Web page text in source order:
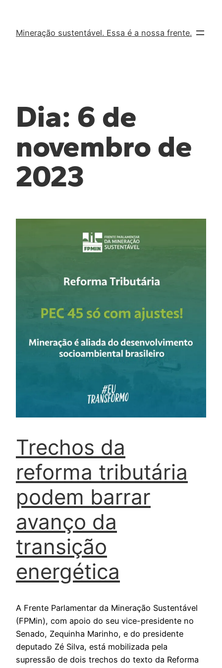
Mineração sustentável. Essa é a nossa frente.
Dia: 6 de
novembro de
2023
Trechos da
reforma tributária
podem barrar
avanço da
transição
energética
A Frente Parlamentar da Mineração Sustentável
(FPMin), com apoio do seu vice-presidente no
Senado, Zequinha Marinho, e do presidente
deputado Zé Silva, está mobilizada pela
supressão de dois trechos do texto da Reforma